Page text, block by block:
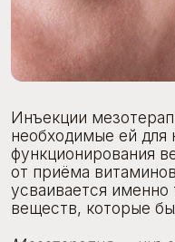
Инъекции мезотерапии
необходимые ей для
функционирования
от приёма витаминов или
усваивается именно то
веществ, которые были
Мезотерапия —
С помощью тонкой иглы
лечебный препарат,
коктейля подбираются
он состоит из
микроэлементов,
Эффектом за счет
специально подобранного